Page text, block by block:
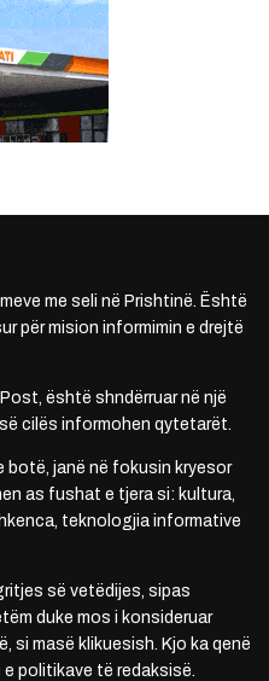
me seli në Prishtinë. Është
për mision informimin e drejtë
është shndërruar në një
cilës informohen qytetarët.
botë, janë në fokusin kryesor
as fushat e tjera si: kultura,
teknologjia informative
së vetëdijes, sipas
duke mos i konsideruar
si masë klikuesish. Kjo ka qenë
politikave të redaksisë.